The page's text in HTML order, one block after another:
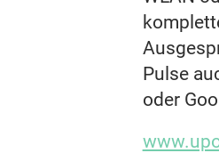
Pulse
oder